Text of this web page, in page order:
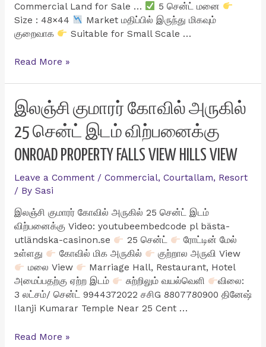
Commercial Land for Sale …
5 சென்ட் மனை
Size : 48×44
Market மதிப்பில் இருந்து மிகவும்
குறைவாக
Suitable for Small Scale …
5
for
sale
on
National
Tenkasi
to
Kerala
Read More »
இலஞ்சி குமாரர் கோவில் அருகில்
25 சென்ட் இடம் விற்பனைக்கு
ONROAD PROPERTY FALLS VIEW HILLS VIEW
Leave a Comment / Commercial, Courtallam, Resort
/ By Sasi
இலஞ்சி குமாரர் கோவில் அருகில் 25 சென்ட் இடம்
விற்பனைக்கு Video: youtubeembedcode pl bästa-
utländska-casinon.se
25 சென்ட்
ரோட்டின் மேல்
உள்ளது
கோவில் மிக அருகில்
குற்றால அருவி View
மலை View
Marriage Hall, Restaurant, Hotel
அமைப்பதற்கு ஏற்ற இடம்
சுற்றிலும் வயல்வெளி
விலை:
3 லட்சம்/ சென்ட் 9944372022 சசிG 8807780900 தினேஷ்
Ilanji Kumarar Temple Near 25 Cent …
இலஞ்சி
Read More »